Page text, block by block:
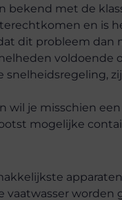
bekend met de
en is
dit probleem dan
voldoende
wil je misschien
mogelijke
worden